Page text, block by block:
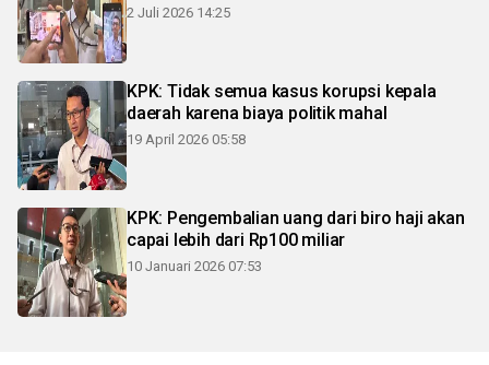
2 Juli 2026 14:25
KPK: Tidak semua kasus korupsi kepala
daerah karena biaya politik mahal
19 April 2026 05:58
KPK: Pengembalian uang dari biro haji akan
capai lebih dari Rp100 miliar
10 Januari 2026 07:53